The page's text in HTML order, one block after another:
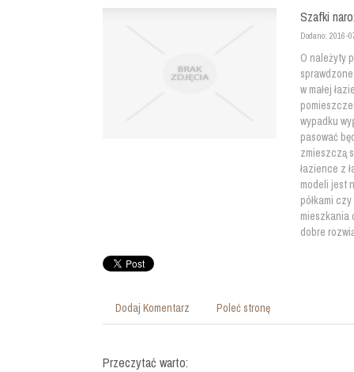
Szafki
Dodano: 2016-
O należyty
w małej
wypadku
pasować
zmieszczą
łazience z
modeli jest
półkami
mieszkania
dobre
Dodaj Komentarz Poleć stronę
Przeczytać warto: